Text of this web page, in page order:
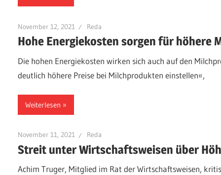
November 12, 2021 Reda
Hohe Energiekosten sorgen für höhere
Die hohen Energiekosten wirken sich auch auf den
deutlich höhere Preise bei Milchprodukten einstellen«,
Weiterlesen
November 11, 2021 Reda
Streit unter Wirtschaftsweisen über
Achim Truger, Mitglied im Rat der Wirtschaftsweisen,